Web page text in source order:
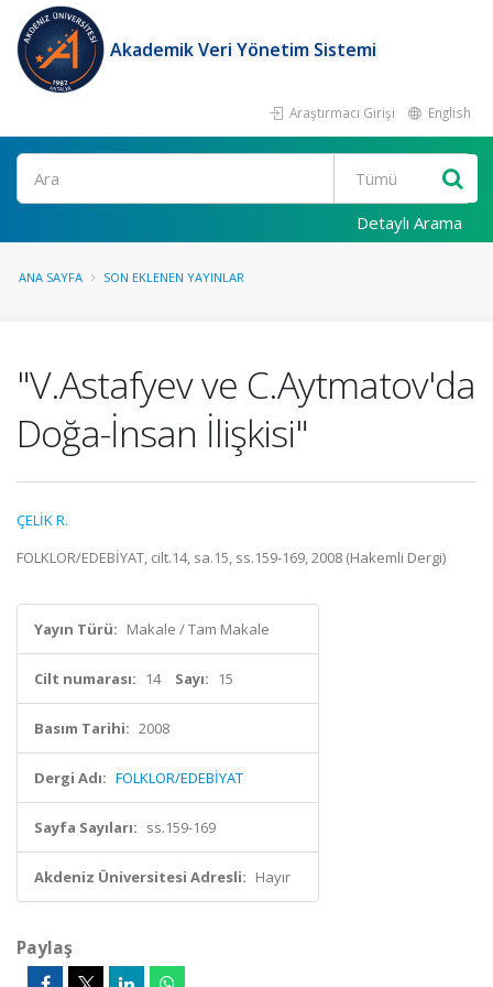
Akademik Veri Yönetim Sistemi
Araştırmacı Girişi English
Ara
Detaylı Arama
ANA SAYFA SON EKLENEN YAYINLAR
"V.Astafyev ve C.Aytmatov'da
Doğa-İnsan İlişkisi"
ÇELİK R.
FOLKLOR/EDEBİYAT, cilt.14, sa.15, ss.159-169, 2008 (Hakemli Dergi)
Yayın Türü: Makale / Tam Makale
Cilt numarası: 14 Sayı: 15
Basım Tarihi: 2008
Dergi Adı: FOLKLOR/EDEBİYAT
Sayfa Sayıları: ss.159-169
Akdeniz Üniversitesi Adresli: Hayır
Paylaş